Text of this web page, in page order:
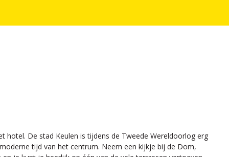
hotel. De stad Keulen is tijdens de Tweede Wereldoorlog erg
tijd van het centrum. Neem een kijkje bij de Dom,